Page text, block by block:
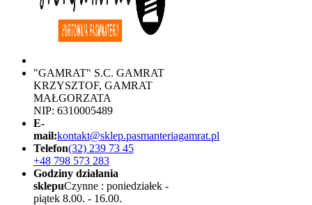
"GAMRAT" S.C. GAMRAT
KRZYSZTOF, GAMRAT
MAŁGORZATA
NIP: 6310005489
E-
mail:kontakt@sklep.pasmanteriagamrat.pl
Telefon(32) 239 73 45
+48 798 573 283
Godziny działania
sklepuCzynne : poniedziałek -
piątek 8.00. - 16.00.